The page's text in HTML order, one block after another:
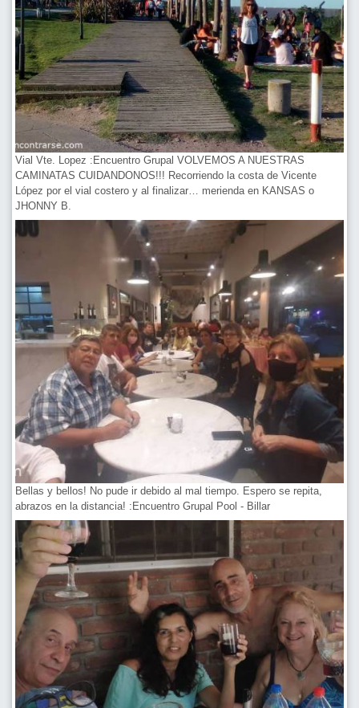
Vial Vte. Lopez :Encuentro Grupal VOLVEMOS A NUESTRAS
CAMINATAS CUIDANDONOS!!! Recorriendo la costa de Vicente
López por el vial costero y al finalizar… merienda en KANSAS o
JHONNY B.
Bellas y bellos! No pude ir debido al mal tiempo. Espero se repita,
abrazos en la distancia! :Encuentro Grupal Pool - Billar